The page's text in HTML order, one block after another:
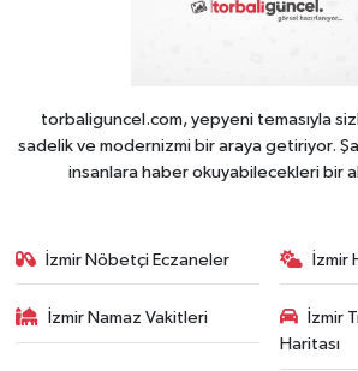
torbaliguncel.com, yepyeni temasıyla
sadelik ve modernizmi bir araya getiriyor.
insanlara haber okuyabilecekleri bir
İzmir Nöbetçi Eczaneler İzmir
İzmir Namaz Vakitleri
İzmir
Haritası